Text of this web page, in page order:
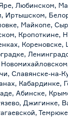
Любинском,
Иртышском,
Майкопе,
Кропоткине,
Кореновске,
Славянске-на-
Кабардинке,
Абинске,
Джигинке,